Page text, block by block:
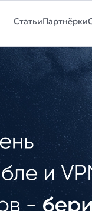
СтатьиПартнёрки